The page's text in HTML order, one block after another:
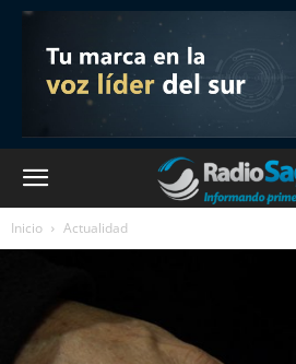
Inicio Actualidad